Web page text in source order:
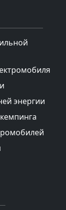
энергии